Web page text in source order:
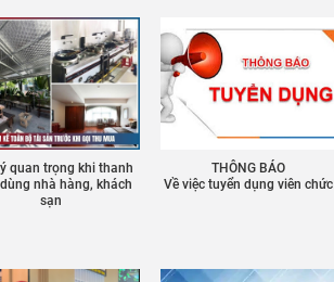
quan trọng khi thanh
nhà hàng, khách
sạn
THÔNG BÁO
Về việc tuyển dụng viên chức